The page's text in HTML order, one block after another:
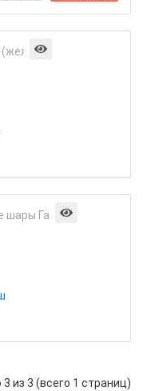
3 из 3 (всего 1 страниц)